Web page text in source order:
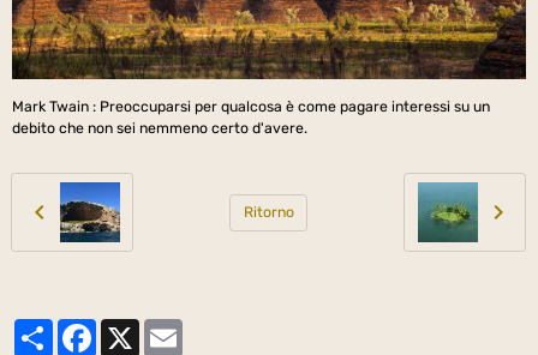
Mark Twain : Preoccuparsi per qualcosa è come pagare interessi su un
debito che non sei nemmeno certo d'avere.
Ritorno
PartagerFacebook